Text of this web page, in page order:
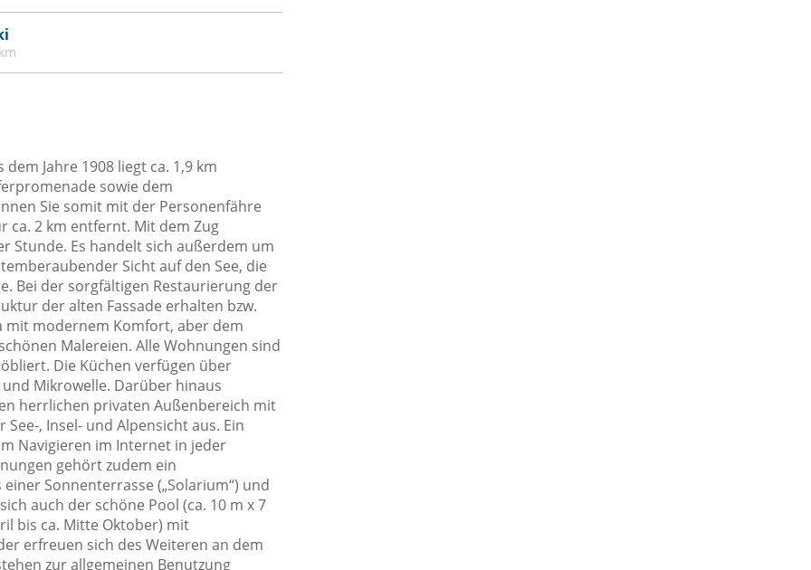
Jahre 1908 liegt ca. 1,9 km
sowie dem
Sie somit mit der Personenfähre
ca. 2 km entfernt. Mit dem Zug
Stunde. Es handelt sich außerdem um
Sicht auf den See, die
Bei der sorgfältigen Restaurierung der
der alten Fassade erhalten bzw.
mit modernem Komfort, aber dem
Malereien. Alle Wohnungen sind
Die Küchen verfügen über
Mikrowelle. Darüber hinaus
herrlichen privaten Außenbereich mit
, Insel- und Alpensicht aus. Ein
Navigieren im Internet in jeder
gehört zudem ein
Sonnenterrasse („Solarium“) und
auch der schöne Pool (ca. 10 m x 7
bis ca. Mitte Oktober) mit
erfreuen sich des Weiteren an dem
zur allgemeinen Benutzung